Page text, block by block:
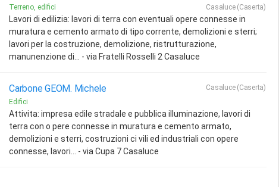
Casaluce (Caserta)
Terreno, edifici
Lavori di edilizia: lavori di terra con eventuali opere connesse in
muratura e cemento armato di tipo corrente, demolizioni e sterri;
lavori per la costruzione, demolizione, ristrutturazione,
manunenzione di... - via Fratelli Rosselli 2 Casaluce
Carbone GEOM. Michele
Casaluce (Caserta)
Edifici
Attivita: impresa edile stradale e pubblica illuminazione, lavori di
terra con o pere connesse in muratura e cemento armato,
demolizioni e sterri, costruzioni ci vili ed industriali con opere
connesse, lavori... - via Cupa 7 Casaluce